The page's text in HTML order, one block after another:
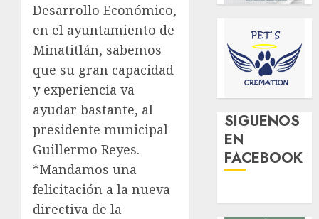
Desarrollo Económico,
en el ayuntamiento de
Minatitlán, sabemos
que su gran capacidad
y experiencia va
ayudar bastante, al
presidente municipal
Guillermo Reyes.
*Mandamos una
felicitación a la nueva
directiva de la
SIGUENOS
EN
FACEBOOK